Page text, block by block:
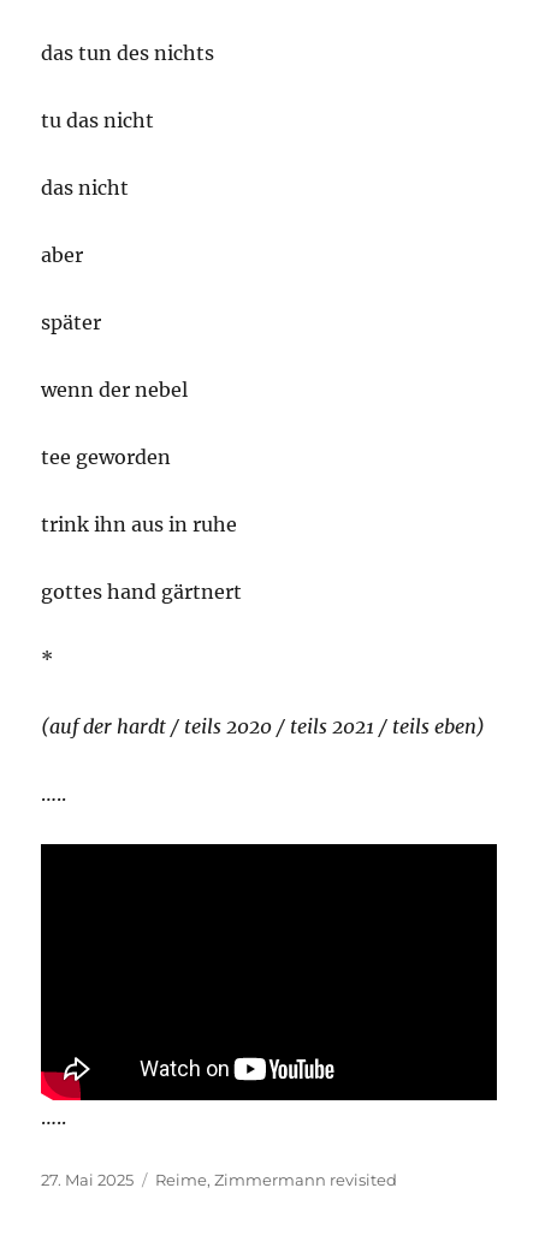
das tun des nichts
tu das nicht
das nicht
aber
später
wenn der nebel
tee geworden
trink ihn aus in ruhe
gottes hand gärtnert
*
(auf der hardt / teils 2020 / teils 2021 / teils eben)
…..
…..
Veröffentlicht
27. Mai 2025 Kategorien
Reime,Zimmermann revisited